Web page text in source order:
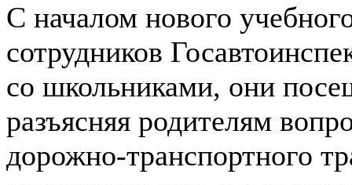
С началом нового
сотрудников
со школьниками, они
разъясняя родителям
дорожно-транспортного